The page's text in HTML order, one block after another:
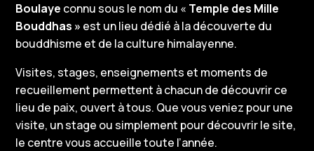
Boulaye connu sous le nom du « Temple des Mille
Bouddhas » est un lieu dédié à la découverte du
bouddhisme et de la culture himalayenne.
Visites, stages, enseignements et moments de
recueillement permettent à chacun de découvrir ce
lieu de paix, ouvert à tous. Que vous veniez pour une
visite, un stage ou simplement pour découvrir le site,
le centre vous accueille toute l’année.